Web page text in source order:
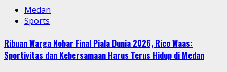
Medan
Sports
Ribuan Warga Nobar Final Piala Dunia 2026, Rico Waas:
Sportivitas dan Kebersamaan Harus Terus Hidup di Medan